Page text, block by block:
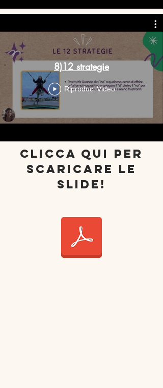
8)12 strategie
Riproduci Video
clicca qui per
scaricare le
slide!